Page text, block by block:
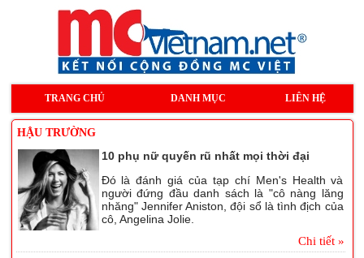
TRANG CHỦ DANH MỤC LIÊN HỆ
HẬU TRƯỜNG
10 phụ nữ quyến rũ nhất mọi thời đại
Đó là đánh giá của tạp chí Men's Health và
người đứng đầu danh sách là "cô nàng lăng
nhăng" Jennifer Aniston, đội sổ là tình địch của
cô, Angelina Jolie.
Chi tiết »